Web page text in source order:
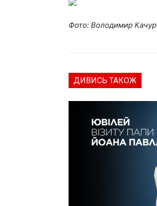
Фото: Володимир Качур
ДИВИСЬ ТАКОЖ